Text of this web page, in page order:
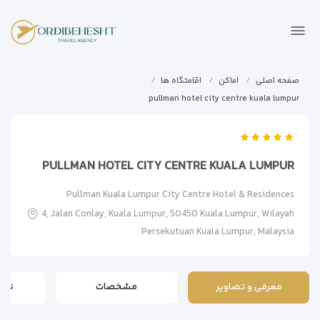
صفحه اصلی اماکن
اقامتگاه ها
pullman hotel city centre kuala lumpur
PULLMAN HOTEL CITY CENTRE KUALA LUMPUR
Pullman Kuala Lumpur City Centre Hotel & Residences
4, Jalan Conlay, Kuala Lumpur, 50450 Kuala Lumpur, Wilayah
Persekutuan Kuala Lumpur, Malaysia
معرفی و تصاویر مشخصات